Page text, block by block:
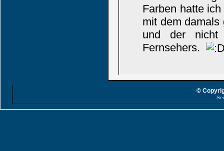
Farben hatte
mit dem
und der nicht
Fernsehers.
©